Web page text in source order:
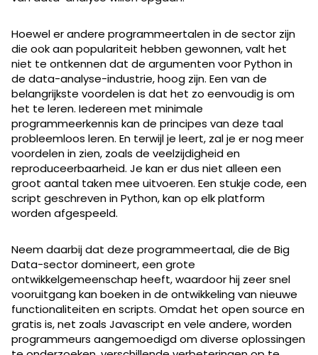
Hoewel er andere programmeertalen in de sector zijn
die ook aan populariteit hebben gewonnen, valt het
niet te ontkennen dat de argumenten voor Python in
de data-analyse-industrie, hoog zijn. Een van de
belangrijkste voordelen is dat het zo eenvoudig is om
het te leren. Iedereen met minimale
programmeerkennis kan de principes van deze taal
probleemloos leren. En terwijl je leert, zal je er nog meer
voordelen in zien, zoals de veelzijdigheid en
reproduceerbaarheid. Je kan er dus niet alleen een
groot aantal taken mee uitvoeren. Een stukje code, een
script geschreven in Python, kan op elk platform
worden afgespeeld.
Neem daarbij dat deze programmeertaal, die de Big
Data-sector domineert, een grote
ontwikkelgemeenschap heeft, waardoor hij zeer snel
vooruitgang kan boeken in de ontwikkeling van nieuwe
functionaliteiten en scripts. Omdat het open source en
gratis is, net zoals Javascript en vele andere, worden
programmeurs aangemoedigd om diverse oplossingen